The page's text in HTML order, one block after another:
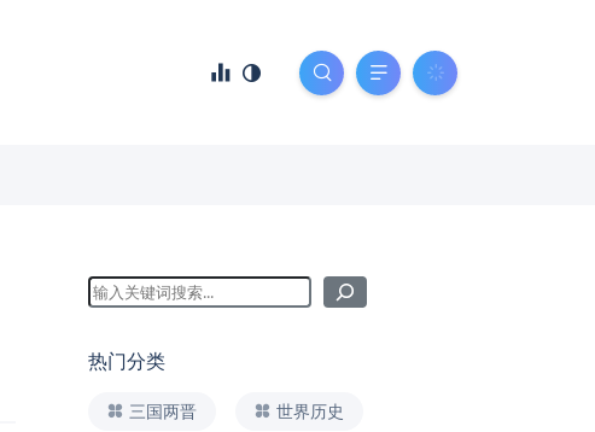
热门分类
三国两晋 世界历史